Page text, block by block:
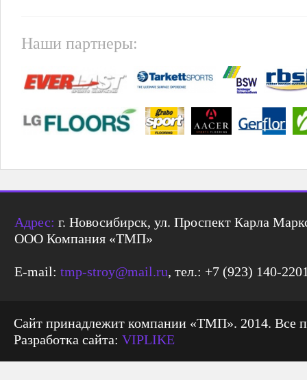
Наши партнеры:
Адрес: г. Новосибирск, ул. Проспект Карла
ООО Компания «ТМП»
E-mail: tmp-stroy@mail.ru, тел.: +7 (923) 140-
Сайт принадлежит компании «ТМП». 2014. Все
Разработка сайта: VIPLIKE